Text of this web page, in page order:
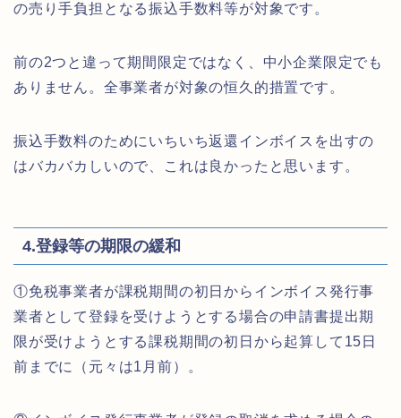
の売り手負担となる振込手数料等が対象です。
前の2つと違って期間限定ではなく、中小企業限定でも
ありません。全事業者が対象の恒久的措置です。
振込手数料のためにいちいち返還インボイスを出すの
はバカバカしいので、これは良かったと思います。
4.登録等の期限の緩和
①免税事業者が課税期間の初日からインボイス発行事
業者として登録を受けようとする場合の申請書提出期
限が受けようとする課税期間の初日から起算して15日
前までに（元々は1月前）。